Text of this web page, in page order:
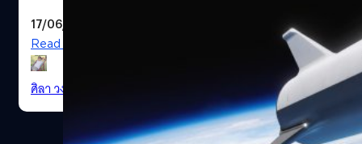
17/06/2020
Read More
ศิลา วงศ์เจริญ